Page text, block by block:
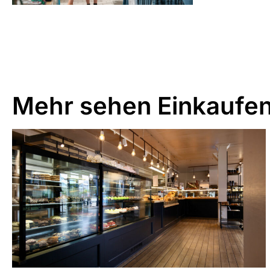
Mehr sehen